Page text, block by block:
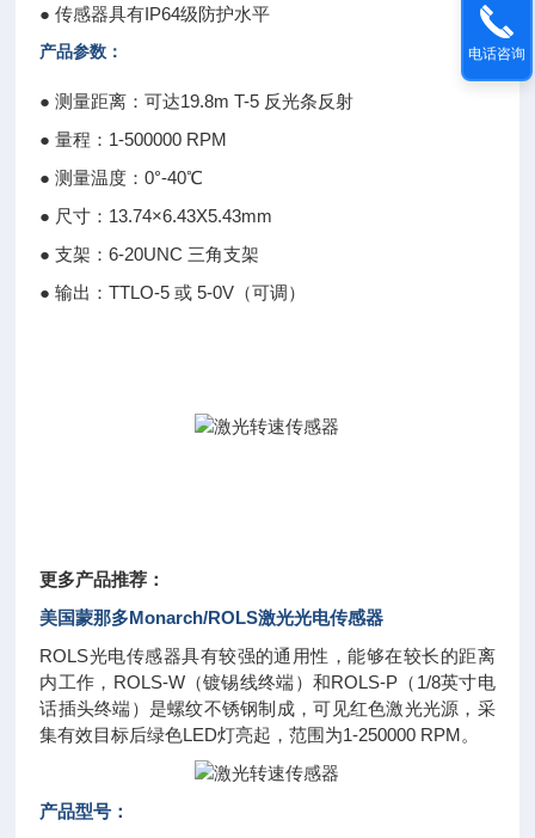
● 传感器具有IP64级防护水平
产品参数：
● 测量距离：可达19.8m T-5 反光条反射
● 量程：1-500000 RPM
● 测量温度：0°-40℃
● 尺寸：13.74×6.43X5.43mm
● 支架：6-20UNC 三角支架
● 输出：TTLO-5 或 5-0V（可调）
更多产品推荐：
美国蒙那多Monarch/ROLS激光光电传感器
ROLS光电传感器具有较强的通用性，能够在较长的距离
内工作，ROLS-W（镀锡线终端）和ROLS-P（1/8英寸电
话插头终端）是螺纹不锈钢制成，可见红色激光光源，采
集有效目标后绿色LED灯亮起，范围为1-250000 RPM。
产品型号：
电话咨询